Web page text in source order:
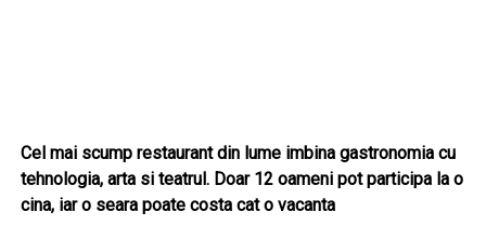
Cel mai scump restaurant din lume imbina gastronomia cu
tehnologia, arta si teatrul. Doar 12 oameni pot participa la o
cina, iar o seara poate costa cat o vacanta